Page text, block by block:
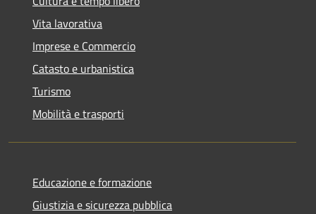
Vita lavorativa
Imprese e Commercio
Catasto e urbanistica
Turismo
Mobilità e trasporti
Educazione e formazione
Giustizia e sicurezza pubblica